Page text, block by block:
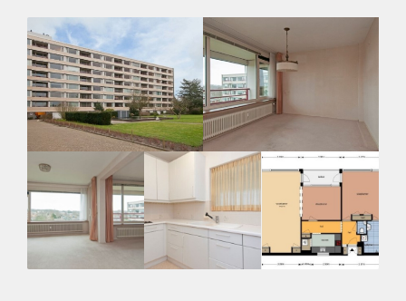
Huurtoeslag
Mogelijk
Inkomen eis
N.V.T.
Huurtermijn
Onbepaalde termijn
Oplevering
Kaal